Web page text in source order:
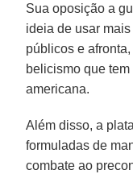
Sua oposição a
ideia de usar
públicos e
belicismo que
americana.
Além disso, a
formuladas de
combate ao